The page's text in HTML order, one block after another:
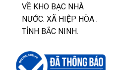
VỀ KHO BẠC NHÀ
NƯỚC. XÃ HIỆP HÒA .
TỈNH BẮC NINH.